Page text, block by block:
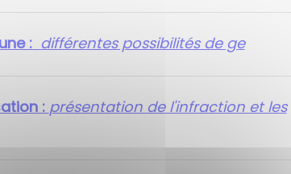
: différentes possibilités de ge
: présentation de l'infraction et les